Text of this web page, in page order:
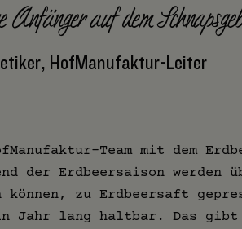
auf dem
HofManufaktur-Leiter
Team mit dem
der Erdbeersaison werden
zu Erdbeersaft
Jahr lang haltbar. Das gibt